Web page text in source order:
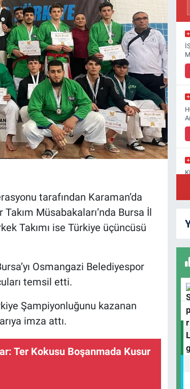
tarafından Karaman’da
Müsabakaları’nda Bursa İl
Takımı ise Türkiye üçüncüsü
Osmangazi Belediyespor
temsil etti.
Şampiyonluğunu kazanan
imza attı.
Ter Kokusu Boşanmada Kusur